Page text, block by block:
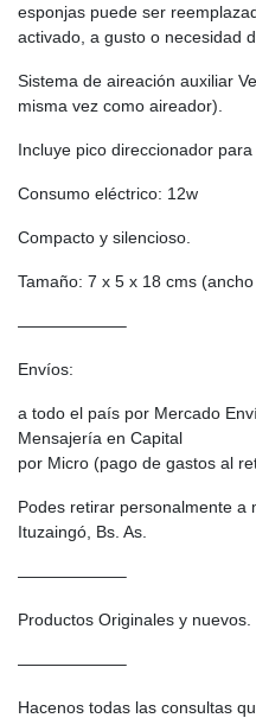
esponjas puede ser
activado, a gusto o necesidad
Sistema de aireación auxiliar
misma vez como aireador).
Incluye pico direccionador
Consumo eléctrico: 12w
Compacto y silencioso.
Tamaño: 7 x 5 x 18 cms
——————–
Envíos:
a todo el país por Mercado
Mensajería en Capital
por Micro (pago de gastos al
Podes retirar personalmente a
Ituzaingó, Bs. As.
——————–
Productos Originales y nuevos.
——————–
Hacenos todas las consultas